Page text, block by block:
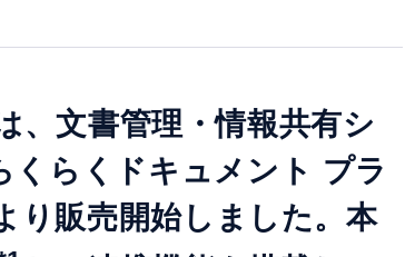
、文書管理・情報共有シ
らくドキュメント プラ
り販売開始しました。本